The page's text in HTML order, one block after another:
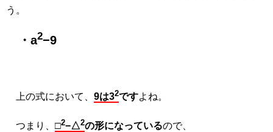
う。
・a2−9
上の式において、 9は32ですよね。
つまり、 □2−△2の形になっているので、